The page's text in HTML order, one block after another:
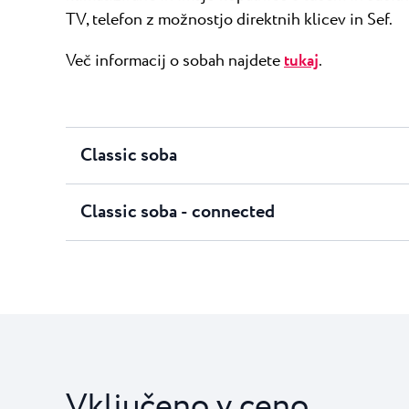
TV, telefon z možnostjo direktnih klicev in Sef.
Več informacij o sobah najdetetukaj.
Classic soba
Classic soba - connected